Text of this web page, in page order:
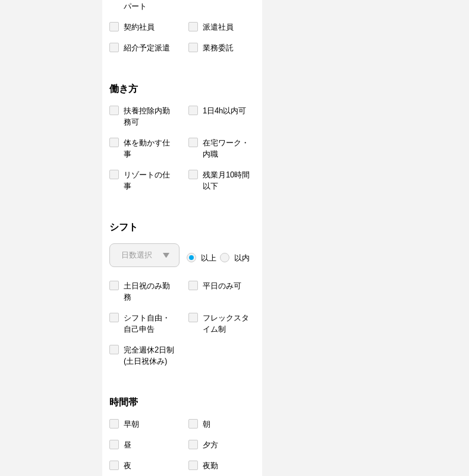
パート
契約社員 派遣社員
紹介予定派遣 業務委託
働き方
扶養控除内勤
務可
1日4h以内可
体を動かす仕
事
在宅ワーク・
内職
リゾートの仕
事
残業月10時間
以下
シフト
以上 以内
土日祝のみ勤
務
平日のみ可
シフト自由・
自己申告
フレックスタ
イム制
完全週休2日制
(土日祝休み)
時間帯
早朝 朝
昼 夕方
夜 夜勤